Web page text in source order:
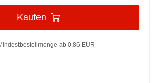
Kaufen
ab 0.86 EUR